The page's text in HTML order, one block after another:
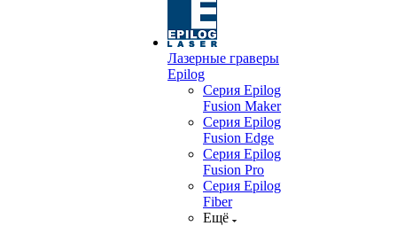
Лазерные граверы
Epilog
Серия Epilog
Fusion Maker
Серия Epilog
Fusion Edge
Серия Epilog
Fusion Pro
Серия Epilog
Fiber
Ещё